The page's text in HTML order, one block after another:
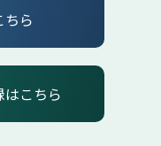
ちら
こちら